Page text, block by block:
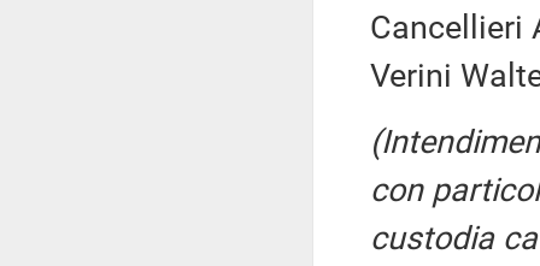
Cancellieri
Verini
con
custodia